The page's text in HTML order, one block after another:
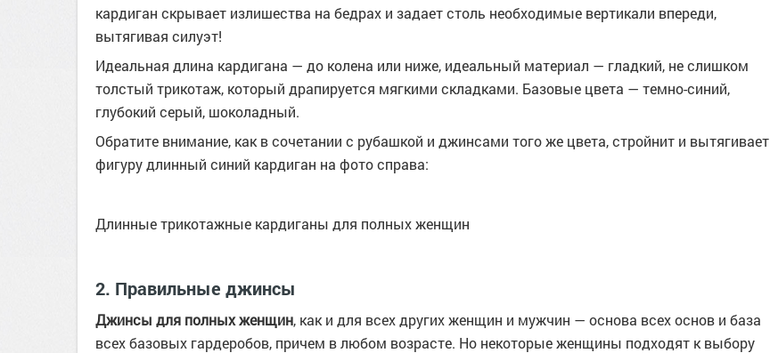
кардиган скрывает излишества на бедрах и задает столь необходимые вертикали впереди,
вытягивая силуэт!
Идеальная длина кардигана — до колена или ниже, идеальный материал — гладкий, не слишком
толстый трикотаж, который драпируется мягкими складками. Базовые цвета — темно-синий,
глубокий серый, шоколадный.
Обратите внимание, как в сочетании с рубашкой и джинсами того же цвета, стройнит и вытягивает
фигуру длинный синий кардиган на фото справа:
Длинные трикотажные кардиганы для полных женщин
2. Правильные джинсы
Джинсы для полных женщин, как и для всех других женщин и мужчин — основа всех основ и база
всех базовых гардеробов, причем в любом возрасте. Но некоторые женщины подходят к выбору